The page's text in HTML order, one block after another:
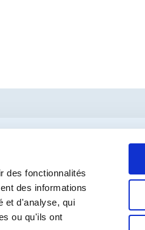
des fonctionnalités
des informations
et d'analyse, qui
ou qu'ils ont